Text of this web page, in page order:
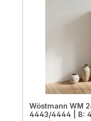
Wöstmann WM
4443/4444 | B: